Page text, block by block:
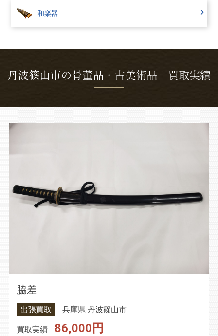
和楽器
丹波篠山市の骨董品・古美術品 買取実績
脇差
出張買取 兵庫県 丹波篠山市
買取実績 86,000円